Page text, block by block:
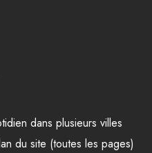
dans plusieurs villes
du site (toutes les pages)